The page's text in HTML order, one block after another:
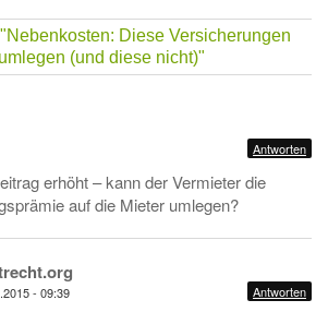
"Nebenkosten: Diese Versicherungen
(und diese nicht)"
Antworten
erhöht – kann der Vermieter die
auf die Mieter umlegen?
- 09:39 Antworten